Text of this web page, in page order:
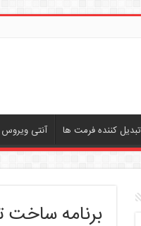
تبدیل کننده فرمت ها آنتی ویروس
برنامه ساخت